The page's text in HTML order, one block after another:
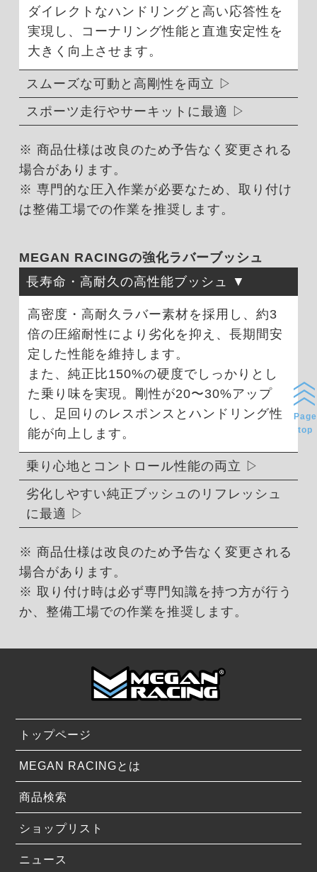
ダイレクトなハンドリングと高い応答性を
実現し、コーナリング性能と直進安定性を
大きく向上させます。
スムーズな可動と高剛性を両立
スポーツ走行やサーキットに最適
※ 商品仕様は改良のため予告なく変更される
場合があります。
※ 専門的な圧入作業が必要なため、取り付け
は整備工場での作業を推奨します。
MEGAN RACINGの強化ラバーブッシュ
長寿命・高耐久の高性能ブッシュ
高密度・高耐久ラバー素材を採用し、約3
倍の圧縮耐性により劣化を抑え、長期間安
定した性能を維持します。
また、純正比150%の硬度でしっかりとし
た乗り味を実現。剛性が20〜30%アップ
し、足回りのレスポンスとハンドリング性
能が向上します。
乗り心地とコントロール性能の両立
劣化しやすい純正ブッシュのリフレッシュ
に最適
※ 商品仕様は改良のため予告なく変更される
場合があります。
※ 取り付け時は必ず専門知識を持つ方が行う
か、整備工場での作業を推奨します。
トップページ
MEGAN RACINGとは
商品検索
ショップリスト
ニュース
Page
top